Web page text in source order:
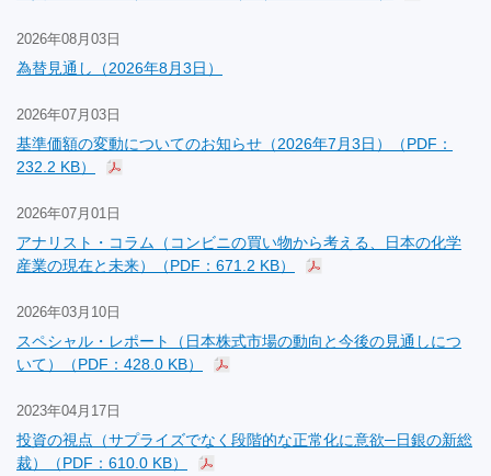
2026年08月03日
為替見通し（2026年8月3日）
2026年07月03日
基準価額の変動についてのお知らせ（2026年7月3日）（PDF：
232.2 KB）
2026年07月01日
アナリスト・コラム（コンビニの買い物から考える、日本の化学
産業の現在と未来）（PDF：671.2 KB）
2026年03月10日
スペシャル・レポート（日本株式市場の動向と今後の見通しにつ
いて）（PDF：428.0 KB）
2023年04月17日
投資の視点（サプライズでなく段階的な正常化に意欲─日銀の新総
裁）（PDF：610.0 KB）